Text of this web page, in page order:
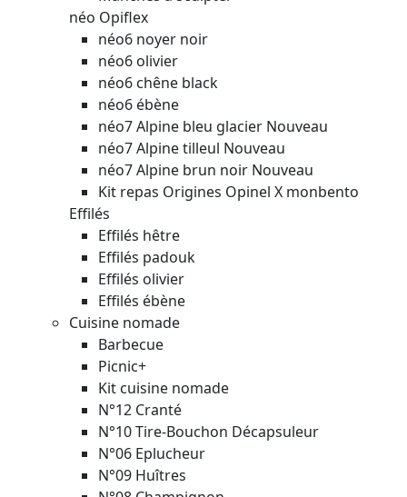
néo Opiflex
néo6 noyer noir
néo6 olivier
néo6 chêne black
néo6 ébène
néo7 Alpine bleu glacier Nouveau
néo7 Alpine tilleul Nouveau
néo7 Alpine brun noir Nouveau
Kit repas Origines Opinel X monbento
Effilés
Effilés hêtre
Effilés padouk
Effilés olivier
Effilés ébène
Cuisine nomade
Barbecue
Picnic+
Kit cuisine nomade
N°12 Cranté
N°10 Tire-Bouchon Décapsuleur
N°06 Eplucheur
N°09 Huîtres